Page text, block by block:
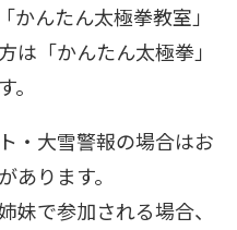
かんたん太極拳教室」
は「かんたん太極拳」
・大雪警報の場合はお
あります。
妹で参加される場合、